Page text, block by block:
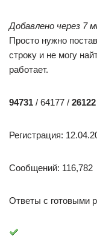
Добавлено через 7
Просто нужно
строку и не могу
работает.
94731 / 64177 / 26122
Регистрация:
Сообщений: 116,782
Ответы с готовыми